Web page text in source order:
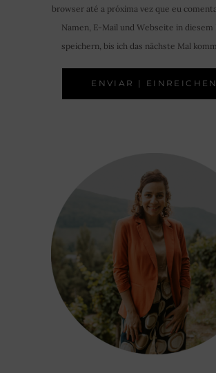
browser até a próxima vez que eu
Namen, E-Mail und Webseite in diesem
speichern, bis ich das nächste Mal